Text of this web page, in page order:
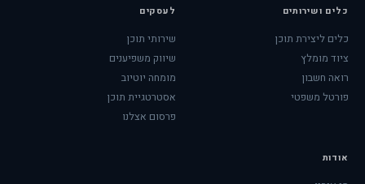
כלים ושירותים
כלים ליצירת תוכן
ציוד מומלץ
רואה חשבון
פורטל משפטי
לעסקים
שירותי תוכן
שיווק משפיענים
מומחה יוטיוב
אסטרטגיית תוכן
פרסום אצלנו
אודות